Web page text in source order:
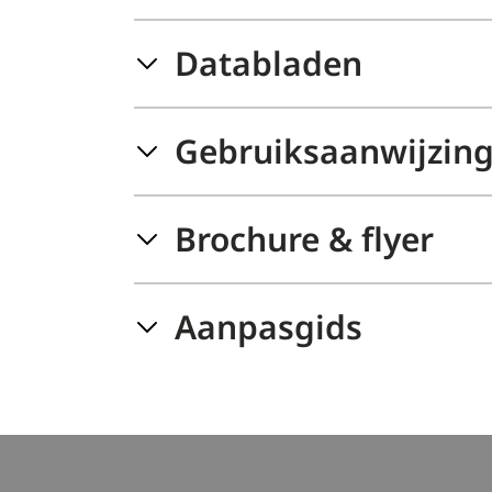
Databladen
Brochure & flyer
Aanpasgids